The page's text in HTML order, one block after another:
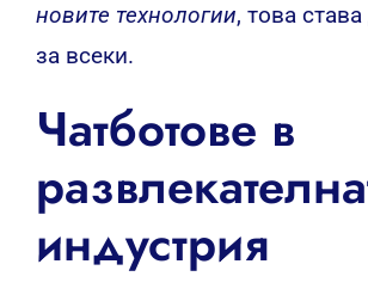
новите технологии, това
за всеки.
Чатботове в
индустрия